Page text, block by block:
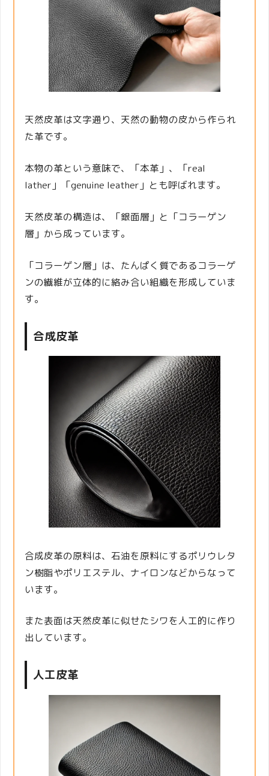
天然皮革は文字通り、天然の動物の皮から作られ
た革です。
本物の革という意味で、「本革」、「real
lather」「genuine leather」とも呼ばれます。
天然皮革の構造は、「銀面層」と「コラーゲン
層」から成っています。
「コラーゲン層」は、たんぱく質であるコラーゲ
ンの繊維が立体的に絡み合い組織を形成していま
す。
合成皮革
合成皮革の原料は、石油を原料にするポリウレタ
ン樹脂やポリエステル、ナイロンなどからなって
います。
また表面は天然皮革に似せたシワを人工的に作り
出しています。
人工皮革